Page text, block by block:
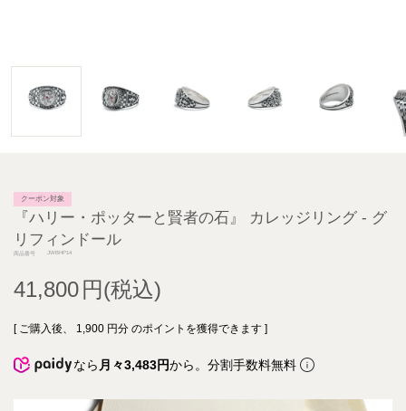
クーポン対象
『ハリー・ポッターと賢者の石』 カレッジリング - グ
リフィンドール
商品番号 JWBHP14
41,800
[ ご購入後、 1,900 円分 のポイントを獲得できます ]
なら 月々3,483円から。分割手数料無料